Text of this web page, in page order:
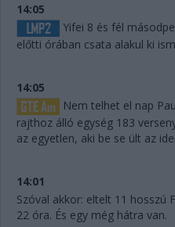
14:05
Yifei 8 és fél
előtti órában csata alakul ki
14:05
Nem telhet el nap
rajthoz álló egység 183
az egyetlen, aki be se ült az
14:01
Szóval akkor: eltelt 11 hosszú
22 óra. És egy még hátra van.